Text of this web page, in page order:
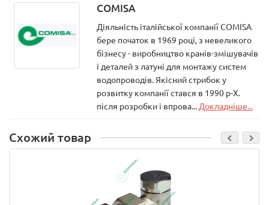
COMISA
Діяльність італійської компанії COMISA
бере початок в 1969 році, з невеликого
бізнесу - виробництво кранів-змішувачів
і деталей з латуні для монтажу систем
водопроводів. Якісний стрибок у
розвитку компанії стався в 1990 р-Х.
після розробки і впрова... Докладніше...
Схожий товар